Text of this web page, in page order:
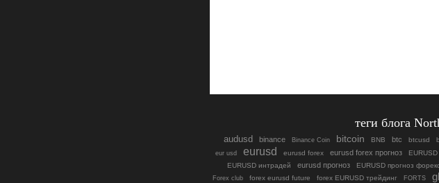
теги блога
audusd binance Binance Coin bitcoin BNB btc btcusd
eur usd eurusd eurusd forex eurusd forex прогноз
EURUSD интрадей eurusd прогноз EURUSD прогноз
Forex club forex eurusd future forex EURUSD трейдинг FORTS